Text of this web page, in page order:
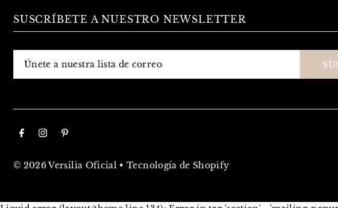
SUSCRÍBETE A NUESTRO NEWSLETTER
© 2026 Versilia Oficial •Tecnología de Shopify